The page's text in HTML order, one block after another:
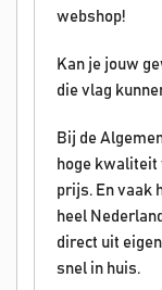
webshop!
Kan je jouw
die vlag
Bij de
hoge kwaliteit
prijs. En vaak
heel
direct uit
snel in huis.